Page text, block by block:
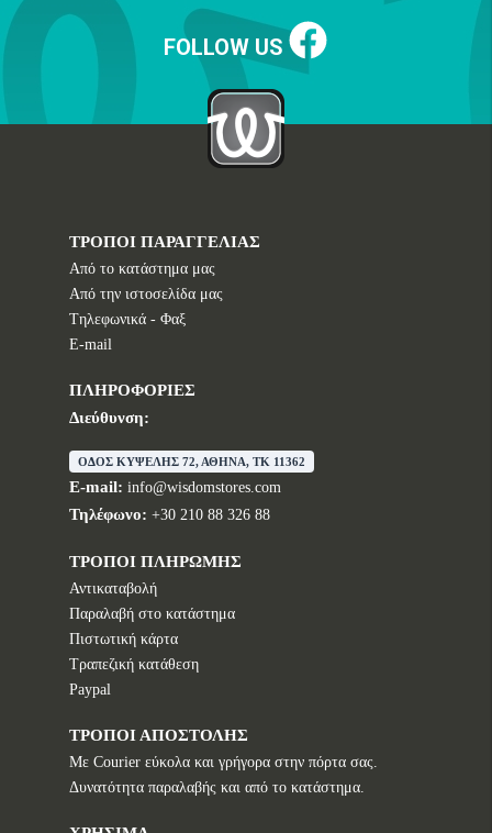
FOLLOW US
ΤΡΟΠΟΙ ΠΑΡΑΓΓΕΛΙΑΣ
Από το κατάστημα μας
Από την ιστοσελίδα μας
Tηλεφωνικά - Φαξ
E-mail
ΠΛΗΡΟΦΟΡΙΕΣ
Διεύθυνση:
ΟΔΟΣ ΚΥΨΕΛΗΣ 72, ΑΘΗΝΑ, TK 11362
E-mail: info@wisdomstores.com
Τηλέφωνο: +30 210 88 326 88
ΤΡΟΠΟΙ ΠΛΗΡΩΜΗΣ
Αντικαταβολή
Παραλαβή στο κατάστημα
Πιστωτική κάρτα
Τραπεζική κατάθεση
Paypal
ΤΡΟΠΟΙ ΑΠΟΣΤΟΛΗΣ
Με Courier εύκολα και γρήγορα στην πόρτα σας.
Δυνατότητα παραλαβής και από το κατάστημα.